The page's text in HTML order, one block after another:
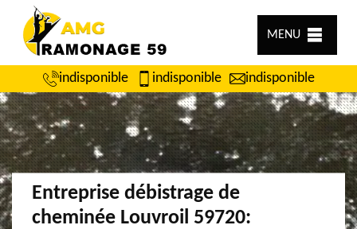
MENU
indisponible indisponible indisponible
Entreprise débistrage de
cheminée Louvroil 59720: